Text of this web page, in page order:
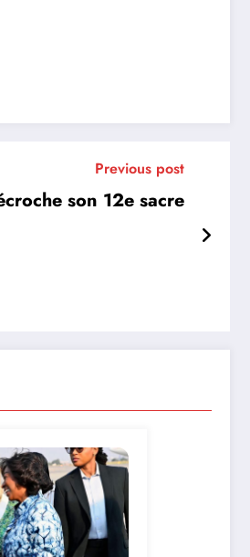
Previous post
son 12e sacre